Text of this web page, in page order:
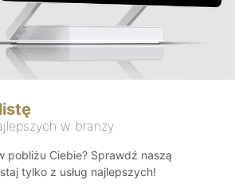
w branży
pobliżu Ciebie? Sprawdź naszą
tylko z usług najlepszych!